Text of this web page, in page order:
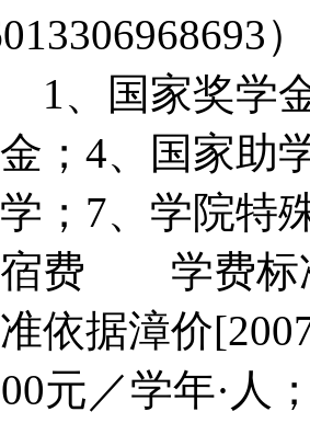
国家奖学金
；4、国家助
；7、学院
费 学费标
依据漳价
元／学年